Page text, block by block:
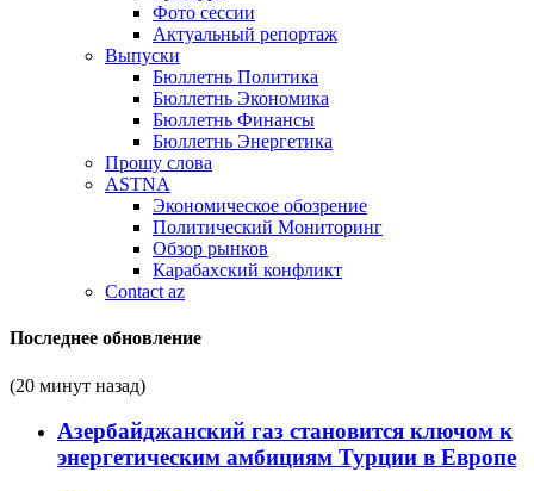
Фото сессии
Актуальный репортаж
Выпуски
Бюллетнь Политика
Бюллетнь Экономика
Бюллетнь Финансы
Бюллетнь Энергетика
Прошу слова
ASTNA
Экономическое обозрение
Политический Мониторинг
Обзор рынков
Карабахский конфликт
Contact az
Последнее обновление
(20 минут назад)
Азербайджанский газ становится ключом к
энергетическим амбициям Турции в Европе